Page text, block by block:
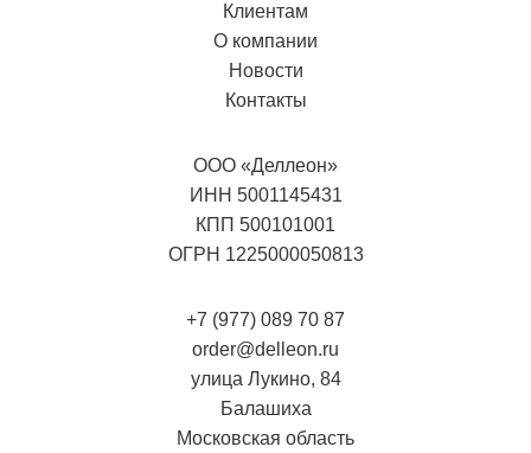
Клиентам
О компании
Новости
Контакты
ООО «Деллеон»
ИНН 5001145431
КПП 500101001
ОГРН 1225000050813
+7 (977) 089 70 87
order@delleon.ru
улица Лукино, 84
Балашиха
Московская область